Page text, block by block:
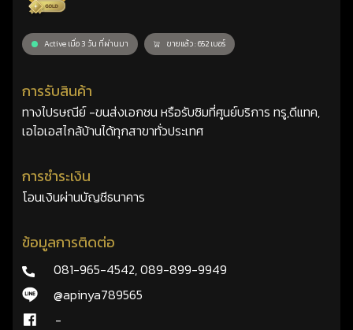
Active เมื่อ 3 วัน ที่ผ่านมา ขายแล้ว : 652 เบอร์
การรับสินค้า
ทางไปรษณีย์ -ขนส่งเอกชน หรือรับซิมที่ศูนย์บริการ ทรู,ดีแทค,
เอไอเอสไกล้บ้านได้ทุกสาขาทั่วประเทศ
การชำระเงิน
โอนเงินผ่านบัญชีธนาคาร
ข้อมูลการติดต่อ
081-965-4542,089-899-9949
@apinya789565
-